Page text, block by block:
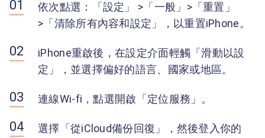
依次點選：「設定」 >「一般」>「重置」
>「清除所有內容和設定」，以重置iPhone。
iPhone重啟後，在設定介面輕觸「滑動以設
定」，並選擇偏好的語言、國家或地區。
連線Wi-fi，點選開啟「定位服務」。
選擇「從iCloud備份回復」，然後登入你的